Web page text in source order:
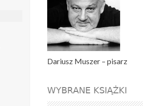
Dariusz Muszer – pisarz
WYBRANE KSIĄŻKI